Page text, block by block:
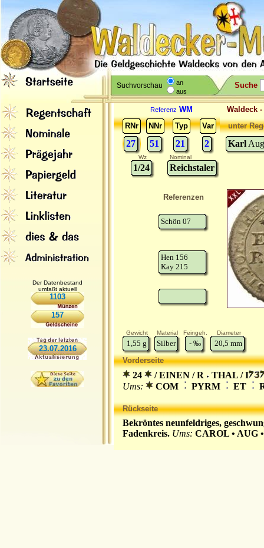
Suchvorschau
an
aus
Suche
Der Datenbestand
umfaßt aktuell
1103
157
23.07.2016
Referenz WM
RNr
NNr Typ Var
27 51 21 2
unter
Karl
Wz Nominal
1/24 Reichstaler
Referenzen
Schön 07
Hen 156
Kay 215
Gewicht Material Feingeh. Diameter
1,55 g Silber - ‰ 20,5 mm
Vorderseite
24 / EINEN / R
THAL / I
Ums:
COM PYRM ET
Rückseite
Bekröntes neunfeldriges,
Fadenkreis. Ums: CAROL • AUG